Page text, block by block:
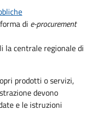
di e-procurement
la centrale regionale di
prodotti o servizi,
devono
e le istruzioni